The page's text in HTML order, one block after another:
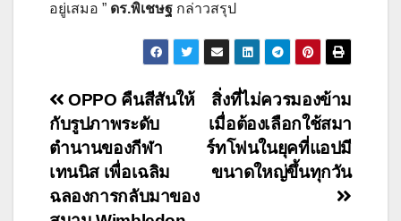
อยู่เสมอ ” ดร.พิเชษฐ กล่าวสรุป
Post
navigation
สิ่งที่ไม่ควรมองข้าม
เมื่อต้องเลือกใช้สมา
ร์ทโฟนในยุคที่แอปมี
ขนาดใหญ่ขึ้นทุกวัน
OPPO คืนสีสันให้
กับรูปภาพระดับ
ตำนานของกีฬา
เทนนิส เพื่อเฉลิม
ฉลองการกลับมาของ